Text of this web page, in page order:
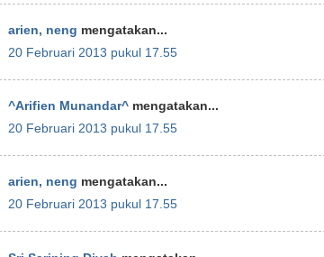
arien, neng mengatakan...
20 Februari 2013 pukul 17.55
^Arifien Munandar^ mengatakan...
20 Februari 2013 pukul 17.55
arien, neng mengatakan...
20 Februari 2013 pukul 17.55